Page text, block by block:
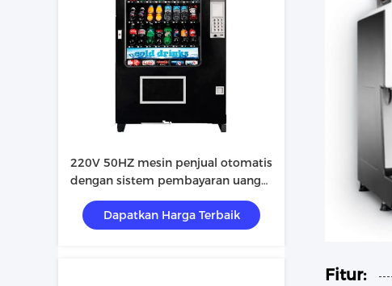
220V 50HZ mesin penjual otomatis
dengan sistem pembayaran uang
kertas / koin / scan dan kustomisasi
warna cat stiker
Dapatkan Harga Terbaik
Fitur: